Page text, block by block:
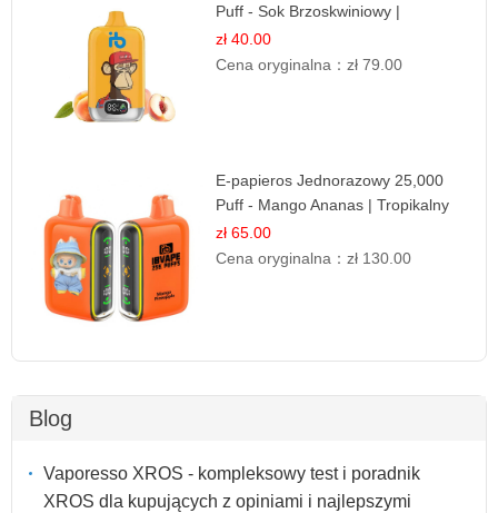
Puff - Sok Brzoskwiniowy |
Owocowa Świeżość
zł 40.00
Cena oryginalna：zł 79.00
E-papieros Jednorazowy 25,000
Puff - Mango Ananas | Tropikalny
Smak
zł 65.00
Cena oryginalna：zł 130.00
Blog
Vaporesso XROS - kompleksowy test i poradnik
XROS dla kupujących z opiniami i najlepszymi